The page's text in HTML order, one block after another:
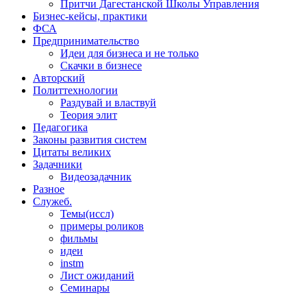
Притчи Дагестанской Школы Управления
Бизнес-кейсы, практики
ФСА
Предпринимательство
Идеи для бизнеса и не только
Скачки в бизнесе
Авторский
Политтехнологии
Раздувай и властвуй
Теория элит
​Педагогика
Законы развития систем
Цитаты великих
Задачники
Видеозадачник
Разное
Служеб.
Темы(иссл)
примеры роликов
фильмы
идеи
instm
Лист ожиданий
Семинары